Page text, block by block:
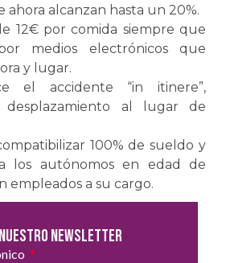
ahora alcanzan hasta un 20%.
12€ por comida siempre que
medios electrónicos que
y lugar.
el accidente “in itinere”,
al lugar de
100% de sueldo y
los autónomos en edad de
empleados a su cargo.
nuestro newsletter